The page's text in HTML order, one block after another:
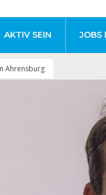
AKTIV SEIN JOBS
Ahrensburg